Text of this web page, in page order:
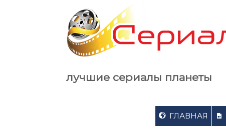
лучшие сериалы планеты
ГЛАВНАЯ